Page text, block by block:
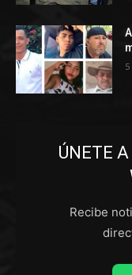
ÚNETE
Recibe